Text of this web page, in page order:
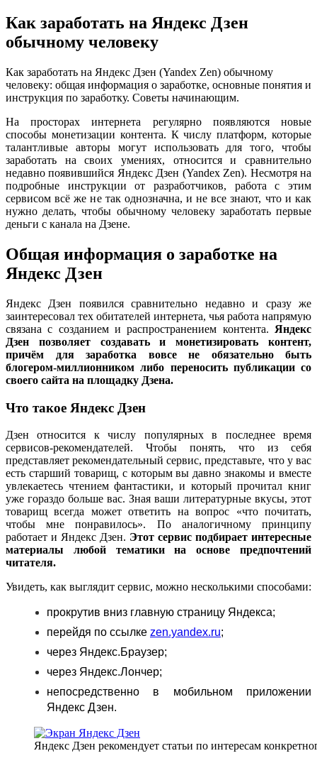
Как заработать на Яндекс Дзен
обычному человеку
Как заработать на Яндекс Дзен (Yandex Zen) обычному
человеку: общая информация о заработке, основные понятия и
инструкция по заработку. Советы начинающим.
На просторах интернета регулярно появляются новые
способы монетизации контента. К числу платформ, которые
талантливые авторы могут использовать для того, чтобы
заработать на своих умениях, относится и сравнительно
недавно появившийся Яндекс Дзен (Yandex Zen). Несмотря на
подробные инструкции от разработчиков, работа с этим
сервисом всё же не так однозначна, и не все знают, что и как
нужно делать, чтобы обычному человеку заработать первые
деньги с канала на Дзене.
Общая информация о заработке на
Яндекс Дзен
Яндекс Дзен появился сравнительно недавно и сразу же
заинтересовал тех обитателей интернета, чья работа напрямую
связана с созданием и распространением контента. Яндекс
Дзен позволяет создавать и монетизировать контент,
причём для заработка вовсе не обязательно быть
блогером-миллионником либо переносить публикации со
своего сайта на площадку Дзена.
Что такое Яндекс Дзен
Дзен относится к числу популярных в последнее время
сервисов-рекомендателей. Чтобы понять, что из себя
представляет рекомендательный сервис, представьте, что у вас
есть старший товарищ, с которым вы давно знакомы и вместе
увлекаетесь чтением фантастики, и который прочитал книг
уже гораздо больше вас. Зная ваши литературные вкусы, этот
товарищ всегда может ответить на вопрос «что почитать,
чтобы мне понравилось». По аналогичному принципу
работает и Яндекс Дзен. Этот сервис подбирает интересные
материалы любой тематики на основе предпочтений
читателя.
Увидеть, как выглядит сервис, можно несколькими способами:
прокрутив вниз главную страницу Яндекса;
перейдя по ссылке zen.yandex.ru;
через Яндекс.Браузер;
через Яндекс.Лончер;
непосредственно в мобильном приложении
Яндекс Дзен.
Яндекс Дзен рекомендует статьи по интересам